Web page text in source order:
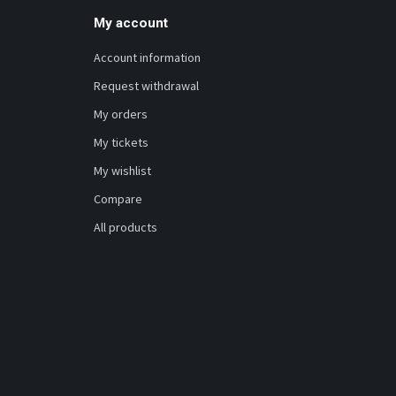
My account
Account information
Request withdrawal
My orders
My tickets
My wishlist
Compare
All products